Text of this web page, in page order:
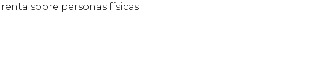
sobre personas físicas